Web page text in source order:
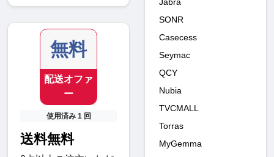
無料
配送オファ
ー
使用済み 1 回
送料無料
SONR
Casecess
Seymac
QCY
Nubia
TVCMALL
Torras
MyGemma